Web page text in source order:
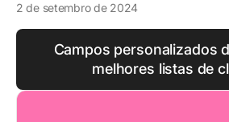
2 de setembro de 2024
Campos personalizados
melhores listas de